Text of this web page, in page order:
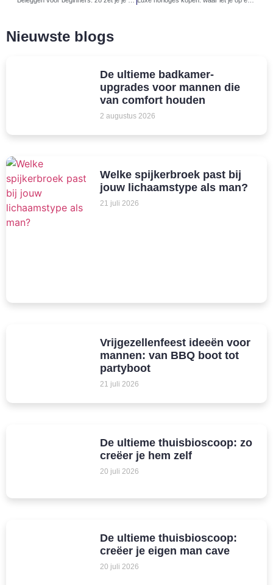
Nieuwste blogs
De ultieme badkamer-
upgrades voor mannen die
van comfort houden
2 augustus 2026
Welke spijkerbroek past bij
jouw lichaamstype als man?
21 juli 2026
Vrijgezellenfeest ideeën voor
mannen: van BBQ boot tot
partyboot
21 juli 2026
De ultieme thuisbioscoop: zo
creëer je hem zelf
20 juli 2026
De ultieme thuisbioscoop:
creëer je eigen man cave
20 juli 2026